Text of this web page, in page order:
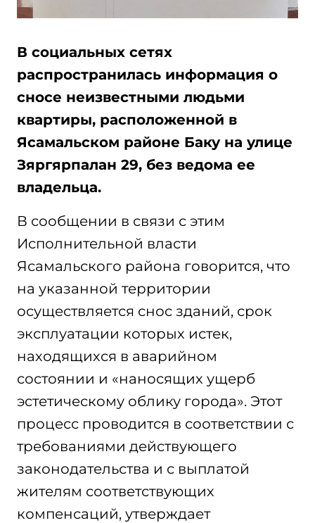
В социальных сетях
распространилась информация о
сносе неизвестными людьми
квартиры, расположенной в
Ясамальском районе Баку на улице
Зяргярпалан 29, без ведома ее
владельца.
В сообщении в связи с этим
Исполнительной власти
Ясамальского района говорится, что
на указанной территории
осуществляется снос зданий, срок
эксплуатации которых истек,
находящихся в аварийном
состоянии и «наносящих ущерб
эстетическому облику города». Этот
процесс проводится в соответствии с
требованиями действующего
законодательства и с выплатой
жителям соответствующих
компенсаций, утверждает